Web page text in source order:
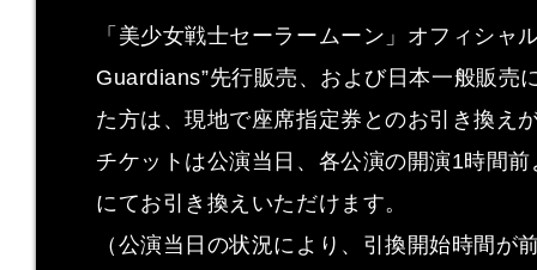
「美少女戦士セーラームーン」オフィシャ
Guardians”先行販売、および日本一般販売
た方は、現地で座席指定券とのお引き換え
チケットは公演当日、各公演の開演1時間
にてお引き換えいただけます。
（公演当日の状況により、引換開始時間が